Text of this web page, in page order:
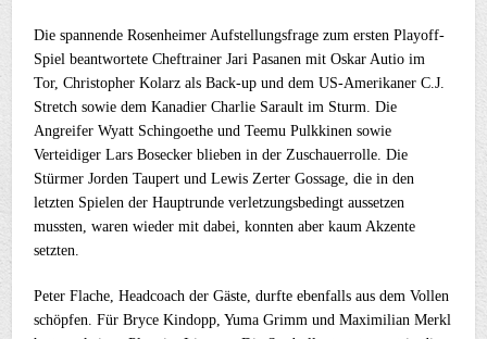
Die spannende Rosenheimer Aufstellungsfrage zum ersten Playoff-
Spiel beantwortete Cheftrainer Jari Pasanen mit Oskar Autio im
Tor, Christopher Kolarz als Back-up und dem US-Amerikaner C.J.
Stretch sowie dem Kanadier Charlie Sarault im Sturm. Die
Angreifer Wyatt Schingoethe und Teemu Pulkkinen sowie
Verteidiger Lars Bosecker blieben in der Zuschauerrolle. Die
Stürmer Jorden Taupert und Lewis Zerter Gossage, die in den
letzten Spielen der Hauptrunde verletzungsbedingt aussetzen
mussten, waren wieder mit dabei, konnten aber kaum Akzente
setzten.
Peter Flache, Headcoach der Gäste, durfte ebenfalls aus dem Vollen
schöpfen. Für Bryce Kindopp, Yuma Grimm und Maximilian Merkl